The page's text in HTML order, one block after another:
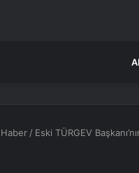
Haber / Eski TÜRGEV